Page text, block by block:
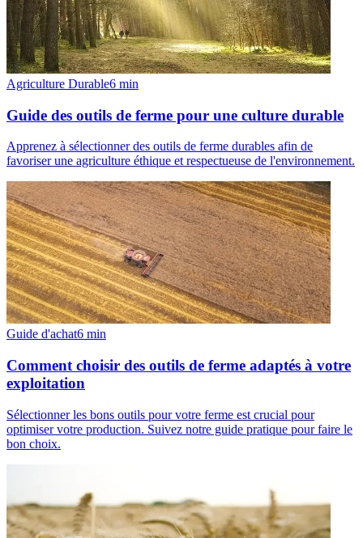
Agriculture Durable6 min
Guide des outils de ferme pour une culture durable
Apprenez à sélectionner des outils de ferme durables afin de
favoriser une agriculture éthique et respectueuse de l'environnement.
Guide d'achat6 min
Comment choisir des outils de ferme adaptés à votre
exploitation
Sélectionner les bons outils pour votre ferme est crucial pour
optimiser votre production. Suivez notre guide pratique pour faire le
bon choix.